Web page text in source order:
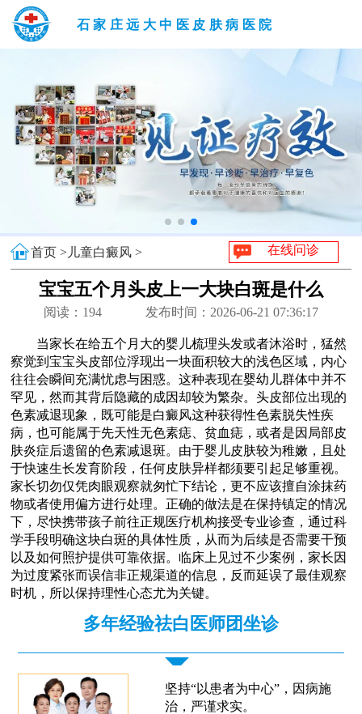
石家庄远大中医皮肤病医院
首页 > 儿童白癜风 > 在线问诊
宝宝五个月头皮上一大块白斑是什么
阅读： 194 发布时间：2026-06-21 07:36:17
当家长在给五个月大的婴儿梳理头发或者沐浴时，猛然
察觉到宝宝头皮部位浮现出一块面积较大的浅色区域，内心
往往会瞬间充满忧虑与困惑。这种表现在婴幼儿群体中并不
罕见，然而其背后隐藏的成因却较为繁杂。头皮部位出现的
色素减退现象，既可能是白癜风这种获得性色素脱失性疾
病，也可能属于先天性无色素痣、贫血痣，或者是因局部皮
肤炎症后遗留的色素减退斑。由于婴儿皮肤较为稚嫩，且处
于快速生长发育阶段，任何皮肤异样都须要引起足够重视。
家长切勿仅凭肉眼观察就匆忙下结论，更不应该擅自涂抹药
物或者使用偏方进行处理。正确的做法是在保持镇定的情况
下，尽快携带孩子前往正规医疗机构接受专业诊查，通过科
学手段明确这块白斑的具体性质，从而为后续是否需要干预
以及如何照护提供可靠依据。临床上见过不少案例，家长因
为过度紧张而误信非正规渠道的信息，反而延误了最佳观察
时机，所以保持理性心态尤为关键。
多年经验祛白医师团坐诊
坚持“以患者为中心”，因病施
治，严谨求实。